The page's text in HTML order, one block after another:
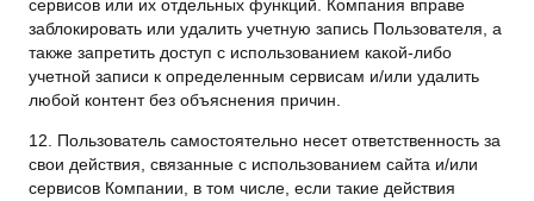
сервисов или их отдельных функций. Компания вправе
заблокировать или удалить учетную запись Пользователя, а
также запретить доступ с использованием какой-либо
учетной записи к определенным сервисам и/или удалить
любой контент без объяснения причин.
12. Пользователь самостоятельно несет ответственность за
свои действия, связанные с использованием сайта и/или
сервисов Компании, в том числе, если такие действия